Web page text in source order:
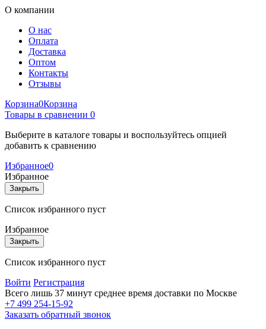
О компании
О нас
Оплата
Доставка
Оптом
Контакты
Отзывы
Корзина0Корзина
Товары в сравнении 0
Выберите в каталоге товары и воспользуйтесь опцией
добавить к сравнению
Избранное0
Избранное
Закрыть
Список избранного пуст
Избранное
Закрыть
Список избранного пуст
Войти Регистрация
Всего лишь 37 минут среднее время доставки по Москве
+7 499 254-15-92
Заказать обратный звонок